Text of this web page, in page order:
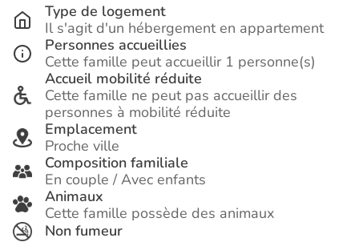
Type de logement
Il s'agit d'un hébergement en appartement
Personnes accueillies
Cette famille peut accueillir 1 personne(s)
Accueil mobilité réduite
Cette famille ne peut pas accueillir des
personnes à mobilité réduite
Emplacement
Proche ville
Composition familiale
En couple / Avec enfants
Animaux
Cette famille possède des animaux
Non fumeur